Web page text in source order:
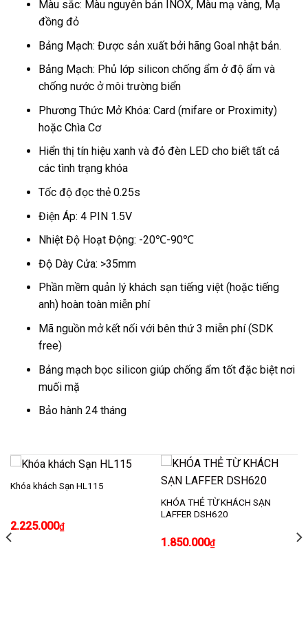
Màu sắc: Màu nguyên bản INOX, Màu mạ vàng, Mạ
đồng đỏ
Bảng Mạch: Được sản xuất bởi hãng Goal nhật bản.
Bảng Mạch: Phủ lớp silicon chống ẩm ở độ ẩm và
chống nước ở môi trường biển
Phương Thức Mở Khóa: Card (mifare or Proximity)
hoặc Chìa Cơ
Hiển thị tín hiệu xanh và đỏ đèn LED cho biết tất cả
các tình trạng khóa
Tốc độ đọc thẻ 0.25s
Điện Áp: 4 PIN 1.5V
Nhiệt Độ Hoạt Động: -20℃-90℃
Độ Dày Cửa: >35mm
Phần mềm quản lý khách sạn tiếng việt (hoặc tiếng
anh) hoàn toàn miễn phí
Mã nguồn mở kết nối với bên thứ 3 miễn phí (SDK
free)
Bảng mạch bọc silicon giúp chống ẩm tốt đặc biệt nơi
muối mặ
Bảo hành 24 tháng
Khóa khách Sạn HL115
2.225.000₫
KHÓA THẺ TỪ KHÁCH SẠN
LAFFER DSH620
1.850.000₫